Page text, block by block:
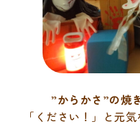
”からかさ”の焼
「ください！」と元